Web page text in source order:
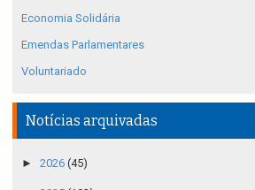
Economia Solidária
Emendas Parlamentares
Voluntariado
Notícias arquivadas
► 2026 (45)